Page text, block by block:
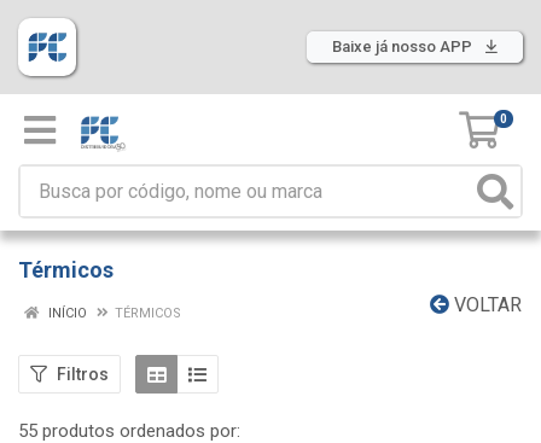
Baixe já nosso APP
0
Térmicos
VOLTAR
INÍCIO TÉRMICOS
Filtros
55 produtos ordenados por: